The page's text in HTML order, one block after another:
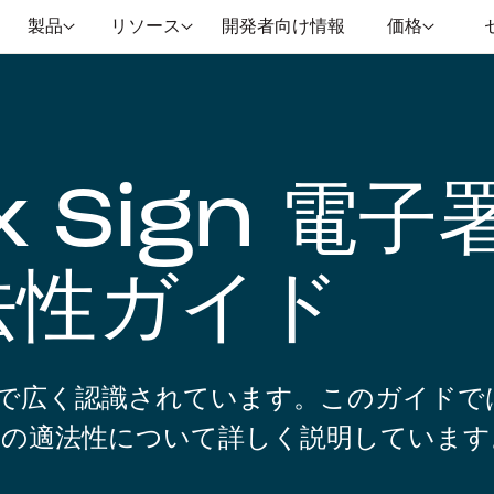
製品 リソース 開発者向け情報 価格
電子
ガイド
広く認識されています。このガイドで
適法性について詳しく説明していま